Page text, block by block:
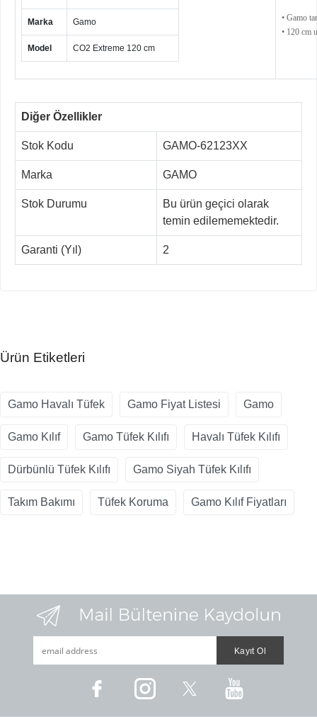
Marka Gamo
Model CO2 Extreme 120 cm
• Gamo
• 120 cm
Diğer Özellikler
Stok Kodu GAMO-62123XX
Marka GAMO
Stok Durumu
Bu ürün geçici olarak
temin edilememektedir.
Garanti (Yıl) 2
Ürün Etiketleri
Gamo Havalı Tüfek Gamo Fiyat Listesi Gamo
Gamo Kılıf Gamo Tüfek Kılıfı Havalı Tüfek Kılıfı
Dürbünlü Tüfek Kılıfı Gamo Siyah Tüfek Kılıfı
Takım Bakımı Tüfek Koruma Gamo Kılıf Fiyatları